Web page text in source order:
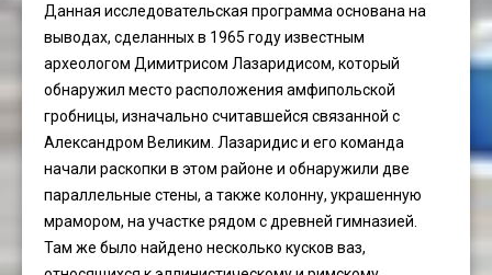
Данная исследовательская программа основана на
выводах, сделанных в 1965 году известным
археологом Димитрисом Лазаридисом, который
обнаружил место расположения амфипольской
гробницы, изначально считавшейся связанной с
Александром Великим. Лазаридис и его команда
начали раскопки в этом районе и обнаружили две
параллельные стены, а также колонну, украшенную
мрамором, на участке рядом с древней гимназией.
Там же было найдено несколько кусков ваз,